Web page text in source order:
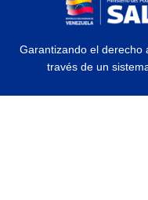
Garantizando el derecho
través de un